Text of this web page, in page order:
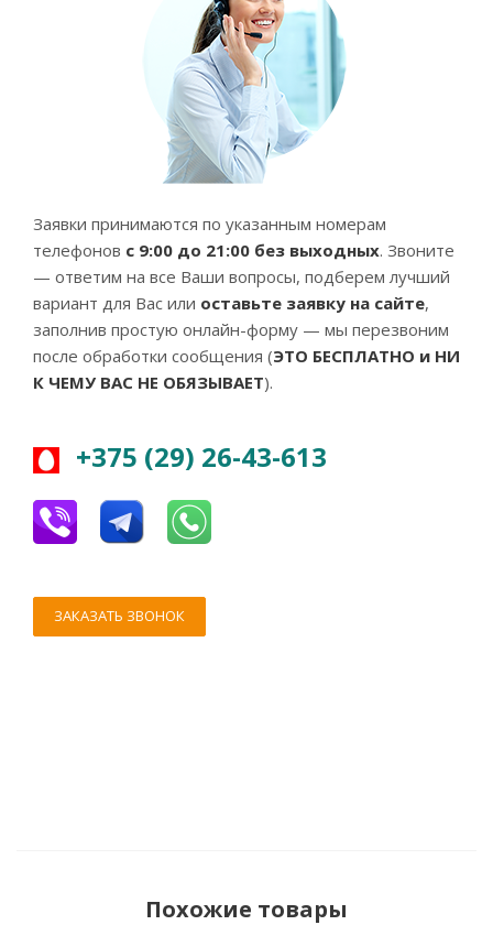
Заявки принимаются по указанным номерам
телефонов с 9:00 до 21:00 без выходных. Звоните
— ответим на все Ваши вопросы, подберем лучший
вариант для Вас или оставьте заявку на сайте,
заполнив простую онлайн-форму — мы перезвоним
после обработки сообщения (ЭТО БЕСПЛАТНО и НИ
К ЧЕМУ ВАС НЕ ОБЯЗЫВАЕТ).
+375 (29) 26-43-613
ЗАКАЗАТЬ ЗВОНОК
Похожие товары